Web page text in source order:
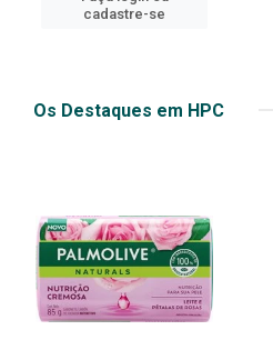
cadastre-se
Os Destaques em HPC